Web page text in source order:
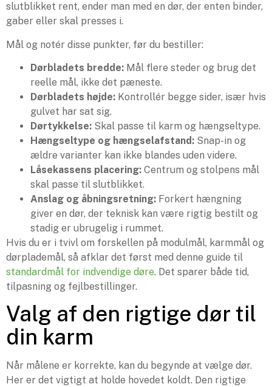
slutblikket rent, ender man med en dør, der enten binder,
gaber eller skal presses i.
Mål og notér disse punkter, før du bestiller:
Dørbladets bredde: Mål flere steder og brug det
reelle mål, ikke det pæneste.
Dørbladets højde: Kontrollér begge sider, især hvis
gulvet har sat sig.
Dørtykkelse: Skal passe til karm og hængseltype.
Hængseltype og hængselafstand: Snap-in og
ældre varianter kan ikke blandes uden videre.
Låsekassens placering: Centrum og stolpens mål
skal passe til slutblikket.
Anslag og åbningsretning: Forkert hængning
giver en dør, der teknisk kan være rigtig bestilt og
stadig er ubrugelig i rummet.
Hvis du er i tvivl om forskellen på modulmål, karmmål og
dørplademål, så afklar det først med denne guide til
standardmål for indvendige døre. Det sparer både tid,
tilpasning og fejlbestillinger.
Valg af den rigtige dør til
din karm
Når målene er korrekte, kan du begynde at vælge dør.
Her er det vigtigt at holde hovedet koldt. Den rigtige